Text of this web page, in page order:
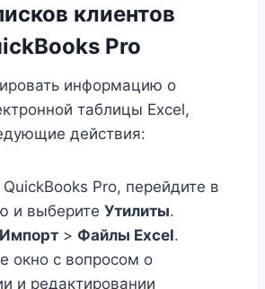
клиентов
Pro
информацию о
таблицы Excel,
действия:
QuickBooks Pro, перейдите в
и выберите Утилиты.
Импорт > Файлы Excel.
окно с вопросом о
и редактировании